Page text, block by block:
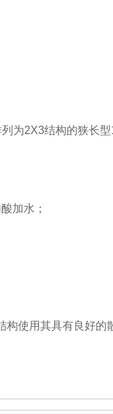
为2X3结构的狭长
加水；
使用其具有良好的